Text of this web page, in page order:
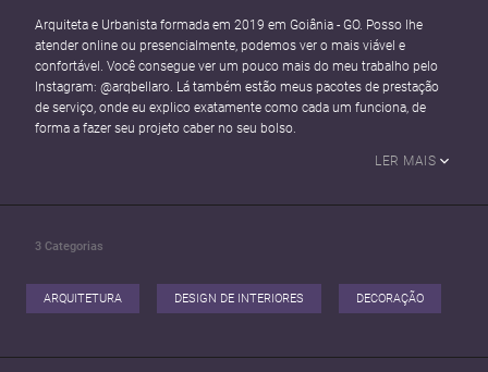
Arquiteta e Urbanista formada em 2019 em Goiânia - GO. Posso lhe
atender online ou presencialmente, podemos ver o mais viável e
confortável. Você consegue ver um pouco mais do meu trabalho pelo
Instagram: @arqbellaro. Lá também estão meus pacotes de prestação
de serviço, onde eu explico exatamente como cada um funciona, de
forma a fazer seu projeto caber no seu bolso.
LER MAIS
3 Categorias
ARQUITETURA DESIGN DE INTERIORES DECORAÇÃO